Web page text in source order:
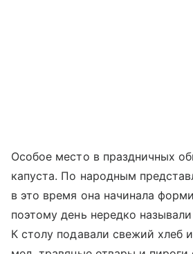
Особое место в праздничных
капуста. По народным
в это время она начинала
поэтому день нередко
К столу подавали свежий хлеб